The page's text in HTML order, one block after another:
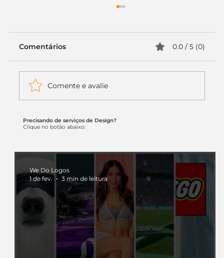
Precisando de serviços de Design?
Clique no botão abaixo:
We Do Logos
1 de fev.
3 min de leitura
Itaú muda apenas duas letras da
começou.
Comentários 0.0 / 5 (0)
Comente e avalie